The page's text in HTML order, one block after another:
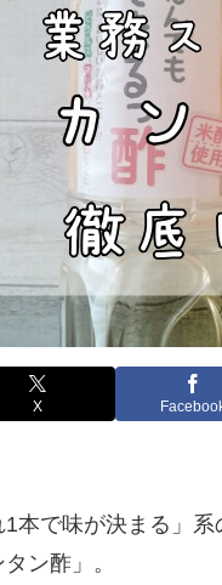
X
1本で味が決まる」
タン酢」。